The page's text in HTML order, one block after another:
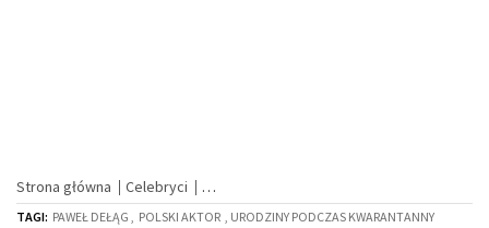
Strona główna Celebryci
TAGI: PAWEŁ DEŁĄG , POLSKI AKTOR , URODZINY PODCZAS KWARANTANNY